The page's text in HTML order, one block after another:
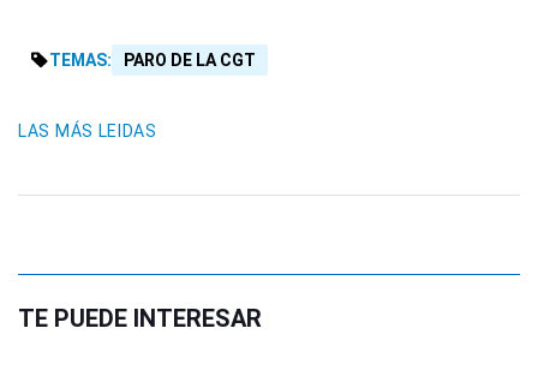
TEMAS: PARO DE LA CGT
LAS MÁS LEIDAS
TE PUEDE INTERESAR